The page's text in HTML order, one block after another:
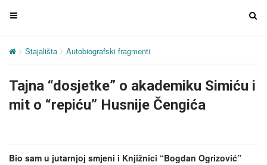
T
g
e
n
g
T
e
Stajališta Autobiografski fragmenti
Tajna “dosjetke” o akademiku Simiću i
mit o “repiću” Husnije Čengića
Bio sam u jutarnjoj smjeni i Knjižnici “Bogdan Ogrizović”